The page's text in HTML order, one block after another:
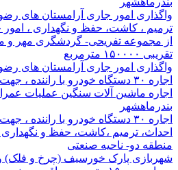
واگذاری امور جاری آرامستان های
ترمیم ، کاشت، حفظ و نگهداری ،
از مجموعه تفریحی- گردشگری مهر و
تقریبی ۱۵۰۰۰۰ مترمربع
واگذاری امور جاری آرامستان های
اجاره ۳۰ دستگاه خودرو با راننده ، جهت انجام کلیه خدمات نقلیه ای
اجاره ماشین آلات سنگین عملیات
بندرماهشهر
اجاره ۳۰ دستگاه خودرو با راننده ، جهت انجام کلیه خدمات نقلیه ای
احداث، ترمیم ،کاشت، حفظ و
منطقه دو- ناحیه صنعتی
شهربازی پارک خورسیف (چرخ و فلک)